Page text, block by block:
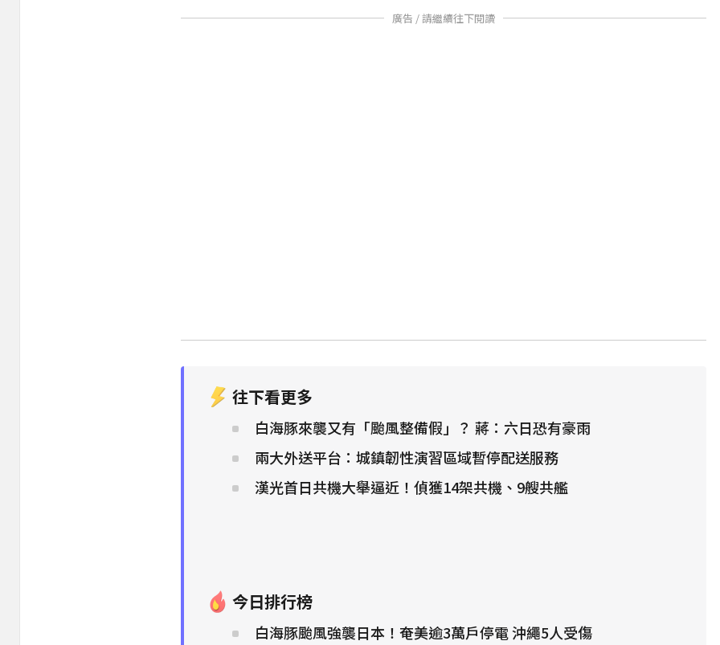
廣告 / 請繼續往下閱讀
往下看更多
白海豚來襲又有「颱風整備假」？ 蔣：六日恐有豪雨
兩大外送平台：城鎮韌性演習區域暫停配送服務
漢光首日共機大舉逼近！偵獲14架共機、9艘共艦
今日排行榜
白海豚颱風強襲日本！奄美逾3萬戶停電 沖繩5人受傷